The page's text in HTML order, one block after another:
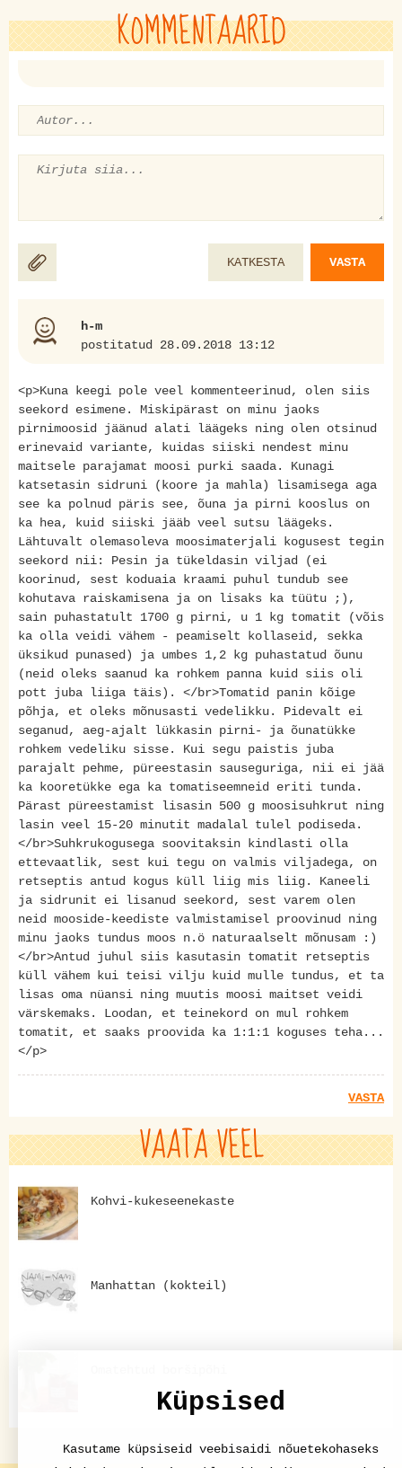
KOMMENTAARID
KATKESTA VASTA
h-m
postitatud 28.09.2018 13:12
<p>Kuna keegi pole veel kommenteerinud, olen siis
seekord esimene. Miskipärast on minu jaoks
pirnimoosid jäänud alati läägeks ning olen otsinud
erinevaid variante, kuidas siiski nendest minu
maitsele parajamat moosi purki saada. Kunagi
katsetasin sidruni (koore ja mahla) lisamisega aga
see ka polnud päris see, õuna ja pirni kooslus on
ka hea, kuid siiski jääb veel sutsu läägeks.
Lähtuvalt olemasoleva moosimaterjali kogusest tegin
seekord nii: Pesin ja tükeldasin viljad (ei
koorinud, sest koduaia kraami puhul tundub see
kohutava raiskamisena ja on lisaks ka tüütu ;),
sain puhastatult 1700 g pirni, u 1 kg tomatit (võis
ka olla veidi vähem - peamiselt kollaseid, sekka
üksikud punased) ja umbes 1,2 kg puhastatud õunu
(neid oleks saanud ka rohkem panna kuid siis oli
pott juba liiga täis). </br>Tomatid panin kõige
põhja, et oleks mõnusasti vedelikku. Pidevalt ei
seganud, aeg-ajalt lükkasin pirni- ja õunatükke
rohkem vedeliku sisse. Kui segu paistis juba
parajalt pehme, püreestasin sauseguriga, nii ei jää
ka kooretükke ega ka tomatiseemneid eriti tunda.
Pärast püreestamist lisasin 500 g moosisuhkrut ning
lasin veel 15-20 minutit madalal tulel podiseda.
</br>Suhkrukogusega soovitaksin kindlasti olla
ettevaatlik, sest kui tegu on valmis viljadega, on
retseptis antud kogus küll liig mis liig. Kaneeli
ja sidrunit ei lisanud seekord, sest varem olen
neid mooside-keediste valmistamisel proovinud ning
minu jaoks tundus moos n.ö naturaalselt mõnusam :)
</br>Antud juhul siis kasutasin tomatit retseptis
küll vähem kui teisi vilju kuid mulle tundus, et ta
lisas oma nüansi ning muutis moosi maitset veidi
värskemaks. Loodan, et teinekord on mul rohkem
tomatit, et saaks proovida ka 1:1:1 koguses teha...
</p>
VASTA
VAATA VEEL
Kohvi-kukeseenekaste
Manhattan (kokteil)
Küpsised
Kasutame küpsiseid veebisaidi nõuetekohaseks